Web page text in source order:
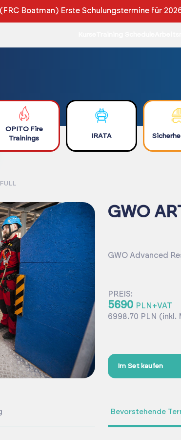
Boatman) Erste Schulungstermine für
OPITO Fire
Trainings
IRATA
GWO
GWO Advanced
PREIS:
5690 PLN+VAT
6998.70 PLN (inkl.
Im Set kaufen
Bevorstehende